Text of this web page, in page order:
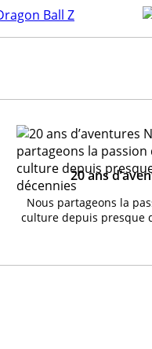
20 ans
Nous partageons la
culture depuis presque